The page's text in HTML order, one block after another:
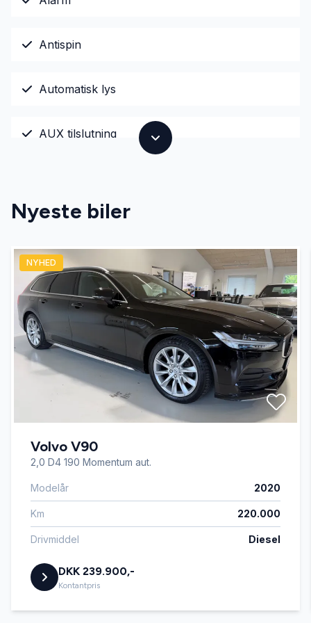
Antispin
Automatisk lys
AUX tilslutning
DAB radio
El-ruder x4
El-spejle
Fjernbetjent centrallås
Højdejusterbart førersæde
Isofix
Kørecomputer
Læderrat
Musikstreaming via bluetooth
Nyeste biler
NYHED
Volvo V90
2,0 D4 190 Momentum aut.
Modelår 2020
Km 220.000
Drivmiddel Diesel
DKK 239.900,-
Kontantpris